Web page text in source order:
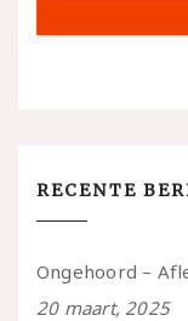
RECENTE
20 maart, 2025